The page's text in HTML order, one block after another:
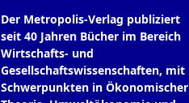
Der Metropolis-Verlag publiziert
seit 40 Jahren Bücher im Bereich
Wirtschafts- und
Gesellschaftswissenschaften, mit
Schwerpunkten in Ökonomischer